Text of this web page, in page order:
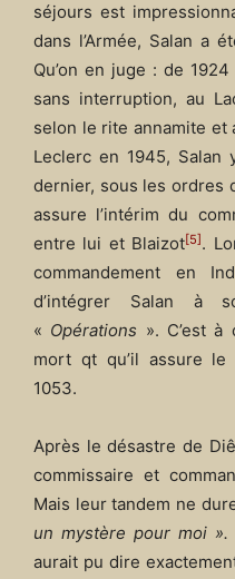
séjours est
dans l’Armée, Salan a
Qu’on en juge : de
sans interruption, au
selon le rite annamite et
Leclerc en 1945,
dernier, sous les ordres
assure l’intérim du
entre lui et Blaizot[5].
commandement en
d’intégrer Salan à
« Opérations ». C’est
mort qt qu’il assure le
1053.
Après le désastre de
commissaire et
Mais leur tandem ne
un mystère pour moi ».
aurait pu dire